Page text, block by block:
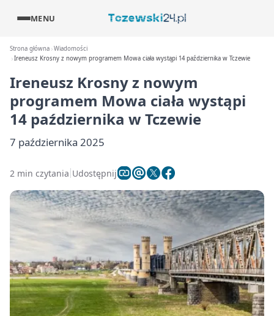
MENU
Strona główna Wiadomości
Ireneusz Krosny z nowym programem Mowa ciała wystąpi 14 października w Tczewie
Ireneusz Krosny z nowym
programem Mowa ciała wystąpi
14 października w Tczewie
7 października 2025
2 min czytania Udostępnij